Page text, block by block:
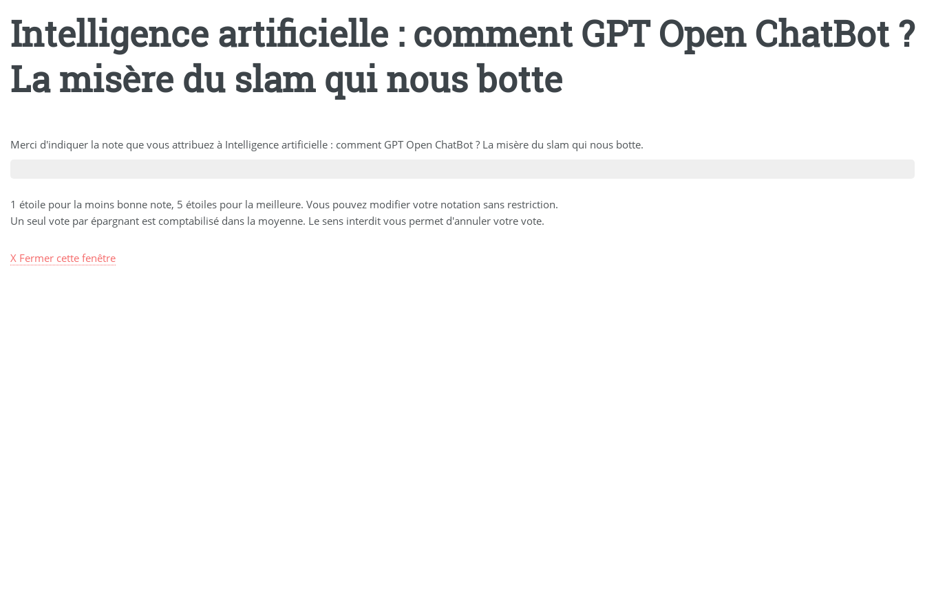
Intelligence artificielle : comment GPT Open ChatBot ?
La misère du slam qui nous botte
Merci d'indiquer la note que vous attribuez à Intelligence artificielle : comment GPT Open ChatBot ? La misère du slam qui nous botte.
1 étoile pour la moins bonne note, 5 étoiles pour la meilleure. Vous pouvez modifier votre notation sans restriction.
Un seul vote par épargnant est comptabilisé dans la moyenne. Le sens interdit vous permet d'annuler votre vote.
X Fermer cette fenêtre